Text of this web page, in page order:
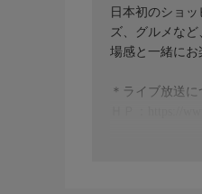
日本初のショ
ズ、グルメな
場感と一緒にお
＊ライブ放送
ＨＰ：https://